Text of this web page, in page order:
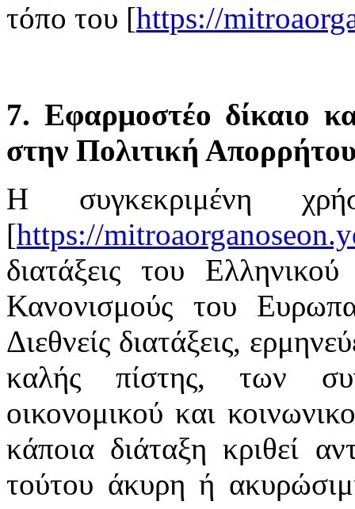
τόπο του [https://
7. Εφαρμοστέο δίκαιο
στην Πολιτική
Η συγκεκριμένη
[https://
διατάξεις του
Κανονισμούς του
Διεθνείς διατάξεις,
καλής πίστης, των
οικονομικού και
κάποια διάταξη κριθεί
τούτου άκυρη ή